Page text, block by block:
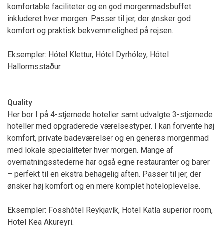
komfortable faciliteter og en god morgenmadsbuffet
inkluderet hver morgen. Passer til jer, der ønsker god
komfort og praktisk bekvemmelighed på rejsen.
Eksempler: Hótel Klettur, Hótel Dyrhóley, Hótel
Hallormsstaður.
Quality
Her bor I på 4-stjernede hoteller samt udvalgte 3-stjernede
hoteller med opgraderede værelsestyper. I kan forvente høj
komfort, private badeværelser og en generøs morgenmad
med lokale specialiteter hver morgen. Mange af
overnatningsstederne har også egne restauranter og barer
– perfekt til en ekstra behagelig aften. Passer til jer, der
ønsker høj komfort og en mere komplet hoteloplevelse.
Eksempler: Fosshótel Reykjavík, Hotel Katla superior room,
Hotel Kea Akureyri.